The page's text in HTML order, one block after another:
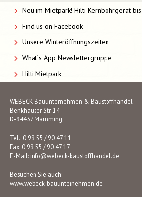
Neu im Mietpark! Hilti Kernbohrgerät
Find us on Facebook
Unsere Winteröffnungszeiten
What´s App Newslettergruppe
Hilti Mietpark
WEBECK Bauunternehmen & Baustoffhandel
Benkhauser Str. 14
D-94437 Mamming
Tel.: 0 99 55 / 90 47 11
Fax: 0 99 55 / 90 47 17
E-Mail: info@webeck-baustoffhandel.de
Besuchen Sie auch:
www.webeck-bauunternehmen.de